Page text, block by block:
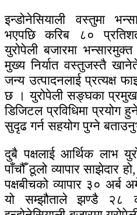
इन्डोनेसियाली वस्तुमा
भएपछि करिब ८०
युरोपेली बजारमा
मुख्य निर्यात वस्तुजस्तै
जन्य उत्पादनलाई प्रत्यक्ष
छ । युरोपेली सङ्घका
डिजिटल प्रविधिमा प्रयोग
सुदृढ गर्न सहयोग पुग्ने
दुबै पक्षलाई आर्थिक लाभ
पाँचौँ ठूलो व्यापार
पक्षबीचको व्यापार ३० अर्ब
यो सम्झौताले झण्डै २८